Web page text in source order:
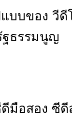
บบของ วี
ธรรมนูญ
มือสอง ซีดี